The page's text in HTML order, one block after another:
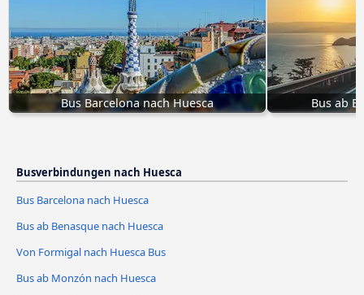
Bus Barcelona nach Huesca Bus ab
Busverbindungen nach Huesca
Bus Barcelona nach Huesca
Bus ab Benasque nach Huesca
Von Formigal nach Huesca Bus
Bus ab Monzón nach Huesca